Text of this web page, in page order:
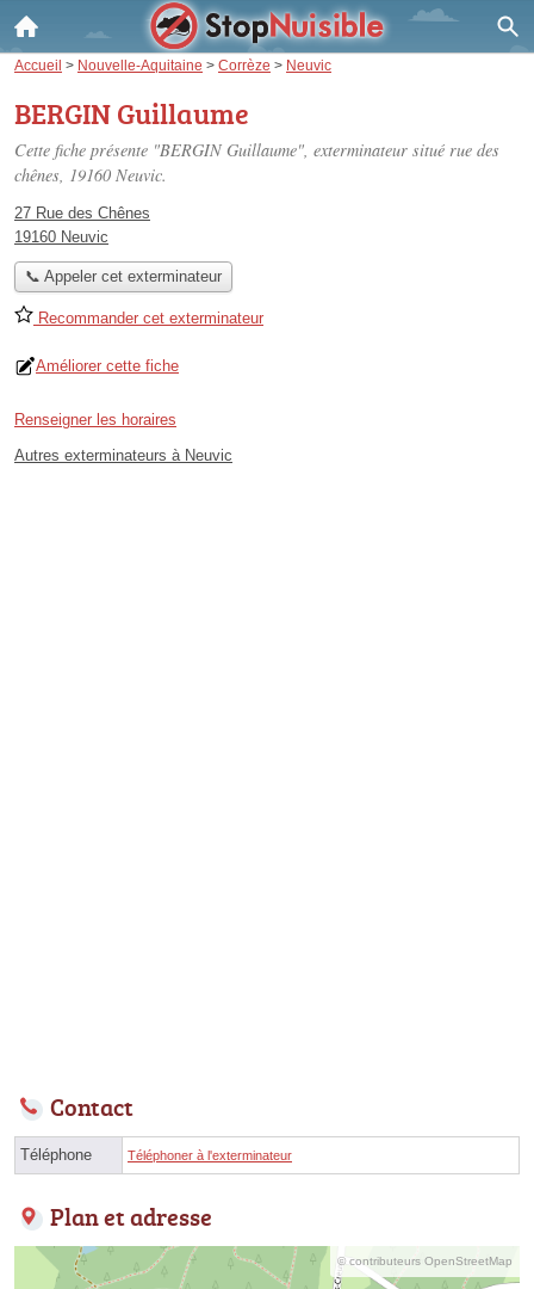
Accueil > Nouvelle-Aquitaine > Corrèze > Neuvic
BERGIN Guillaume
Cette fiche présente "BERGIN Guillaume", exterminateur situé rue des
chênes, 19160 Neuvic.
27 Rue des Chênes
19160 Neuvic
📞 Appeler cet exterminateur
Recommander cet exterminateur
Améliorer cette fiche
Renseigner les horaires
Autres exterminateurs à Neuvic
Contact
Téléphone Téléphoner à l'exterminateur
Plan et adresse
© contributeurs OpenStreetMap